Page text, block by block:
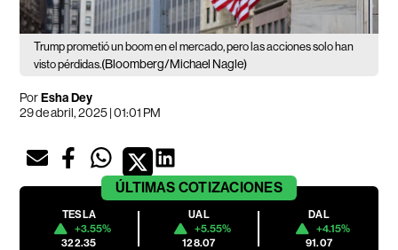
Trump prometió un boom en el mercado, pero las acciones solo han
visto pérdidas.(Bloomberg/Michael Nagle)
PorEsha Dey
29 de abril, 2025 | 01:01 PM
ÚLTIMAS COTIZACIONES
TESLA
+3.55%
322.35
UAL
+5.55%
128.07
DAL
+4.15%
91.07